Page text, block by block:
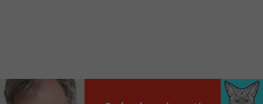
locale vous sont maintenant accessibles en un clic!